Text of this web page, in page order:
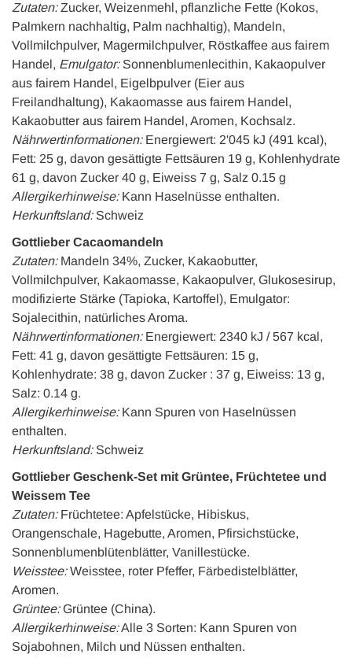
Zutaten:Zucker, Weizenmehl, pflanzliche Fette (Kokos,
Palmkern nachhaltig, Palm nachhaltig), Mandeln,
Vollmilchpulver, Magermilchpulver, Röstkaffee aus fairem
Handel, Emulgator: Sonnenblumenlecithin, Kakaopulver
aus fairem Handel, Eigelbpulver (Eier aus
Freilandhaltung), Kakaomasse aus fairem Handel,
Kakaobutter aus fairem Handel, Aromen, Kochsalz.
Nährwertinformationen:Energiewert: 2'045 kJ (491 kcal),
Fett: 25 g, davon gesättigte Fettsäuren 19 g, Kohlenhydrate
61 g, davon Zucker 40 g, Eiweiss 7 g, Salz 0.15 g
Allergikerhinweise:Kann Haselnüsse enthalten.
Herkunftsland:Schweiz
Gottlieber Cacaomandeln
Zutaten:Mandeln 34%, Zucker, Kakaobutter,
Vollmilchpulver, Kakaomasse, Kakaopulver, Glukosesirup,
modifizierte Stärke (Tapioka, Kartoffel), Emulgator:
Sojalecithin, natürliches Aroma.
Nährwertinformationen:Energiewert: 2340 kJ / 567 kcal,
Fett: 41 g, davon gesättigte Fettsäuren: 15 g,
Kohlenhydrate: 38 g, davon Zucker : 37 g, Eiweiss: 13 g,
Salz: 0.14 g.
Allergikerhinweise:Kann Spuren von Haselnüssen
enthalten.
Herkunftsland: Schweiz
Gottlieber Geschenk-Set mit Grüntee, Früchtetee und
Weissem Tee
Zutaten:Früchtetee: Apfelstücke, Hibiskus,
Orangenschale, Hagebutte, Aromen, Pfirsichstücke,
Sonnenblumenblütenblätter, Vanillestücke.
Weisstee:Weisstee, roter Pfeffer, Färbedistelblätter,
Aromen.
Grüntee:Grüntee (China).
Allergikerhinweise:Alle 3 Sorten: Kann Spuren von
Sojabohnen, Milch und Nüssen enthalten.